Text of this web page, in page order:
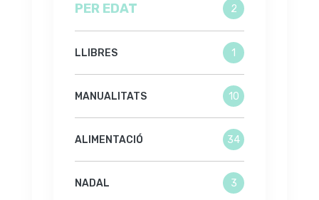
PER EDAT 2
LLIBRES 1
MANUALITATS 10
ALIMENTACIÓ 34
NADAL 3